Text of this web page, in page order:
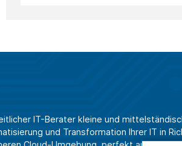
IT-Berater kleine und
und Transformation Ihrer IT in